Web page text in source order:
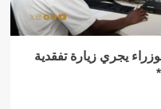
يجري زيارة تفقدية